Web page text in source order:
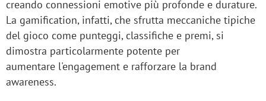
creando connessioni emotive più profonde e durature.
La gamification, infatti, che sfrutta meccaniche tipiche
del gioco come punteggi, classifiche e premi, si
dimostra particolarmente potente per
aumentare l'engagement e rafforzare la brand
awareness.